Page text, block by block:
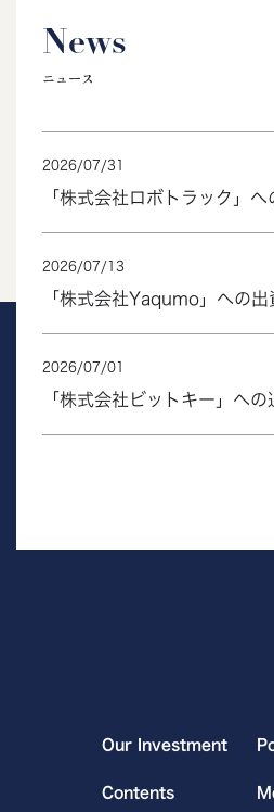
News
ニュース
2026/07/31
「株式会社ロボトラック」
2026/07/ 13
「株式会社Yaqumo」への出
2026/07/01
「株式会社ビットキー」へ
Our Investment
Contents